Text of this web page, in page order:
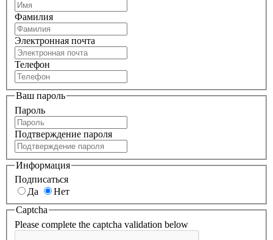
Фамилия
Электронная почта
Телефон
Ваш пароль
Пароль
Подтверждение пароля
Информация
Подписаться
Да
Нет
Captcha
Please complete the captcha validation below